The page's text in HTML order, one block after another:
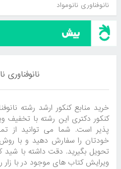
نانوفناوری نانومواد
نانوفناوری
خرید منابع کنکور ارشد رشته
کنکور دکتری این رشته با تخفیف
پذیر است. شما می توانید از
خودتان را سفارش دهید و با
ویرایش کتاب های موجود در با زار